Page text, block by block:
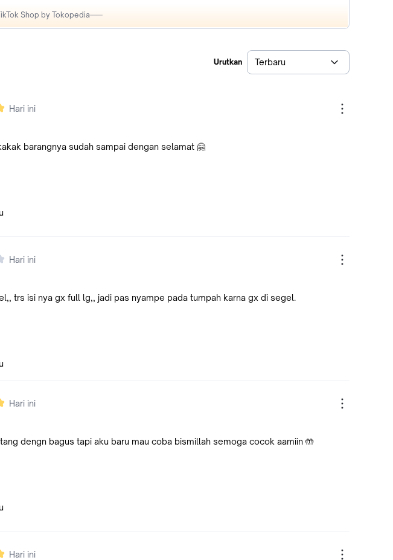
Shop by Tokopedia
Urutkan Terbaru
Hari ini
barangnya sudah sampai dengan selamat 🤗
Hari ini
trs isi nya gx full lg,, jadi pas nyampe pada tumpah karna gx di segel.
Hari ini
dengn bagus tapi aku baru mau coba bismillah semoga cocok aamiin 🤲
Hari ini